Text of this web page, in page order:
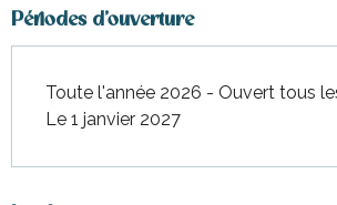
Périodes d'ouverture
Toute l'année 2026 - Ouvert tous
Le 1 janvier 2027